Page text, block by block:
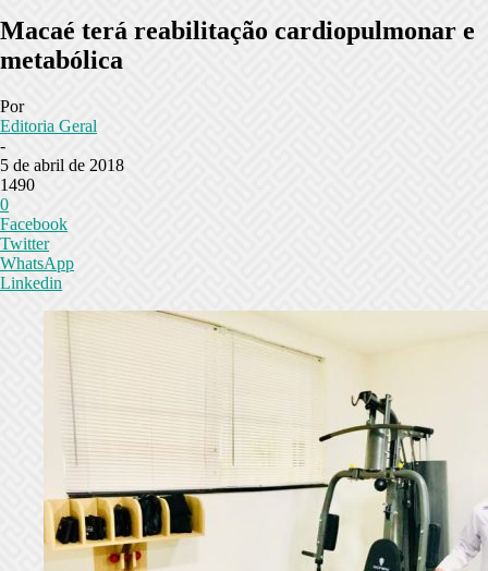
Macaé terá reabilitação cardiopulmonar e
metabólica
Por
Editoria Geral
-
5 de abril de 2018
1490
0
Facebook
Twitter
WhatsApp
Linkedin